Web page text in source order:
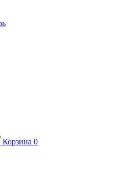
Корзина 0